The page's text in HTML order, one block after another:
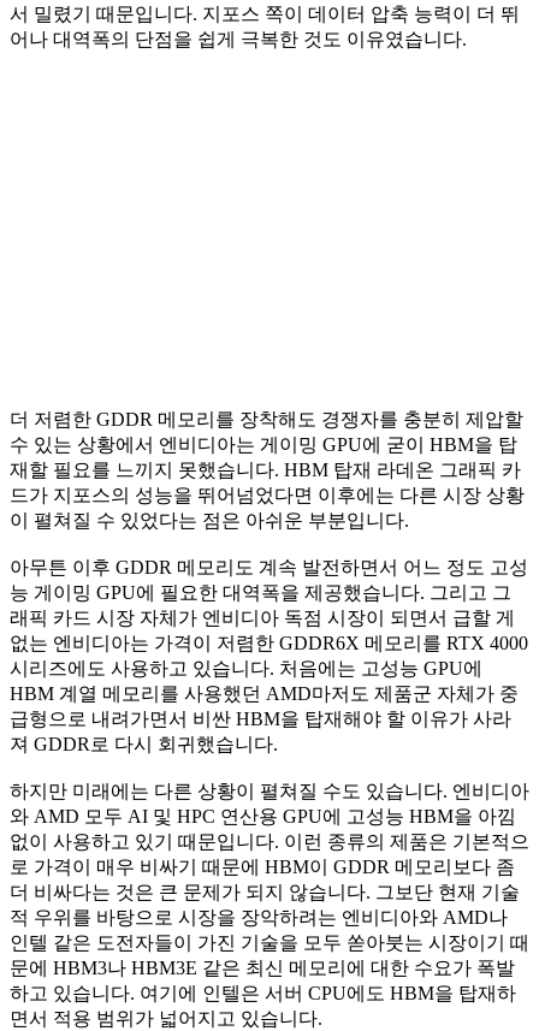
서 밀렸기 때문입니다. 지포스 쪽이 데이터 압축 능력이 더 뛰
어나 대역폭의 단점을 쉽게 극복한 것도 이유였습니다.
더 저렴한 GDDR 메모리를 장착해도 경쟁자를 충분히 제압할
수 있는 상황에서 엔비디아는 게이밍 GPU에 굳이 HBM을 탑
재할 필요를 느끼지 못했습니다. HBM 탑재 라데온 그래픽 카
드가 지포스의 성능을 뛰어넘었다면 이후에는 다른 시장 상황
이 펼쳐질 수 있었다는 점은 아쉬운 부분입니다.
아무튼 이후 GDDR 메모리도 계속 발전하면서 어느 정도 고성
능 게이밍 GPU에 필요한 대역폭을 제공했습니다. 그리고 그
래픽 카드 시장 자체가 엔비디아 독점 시장이 되면서 급할 게
없는 엔비디아는 가격이 저렴한 GDDR6X 메모리를 RTX 4000
시리즈에도 사용하고 있습니다. 처음에는 고성능 GPU에
HBM 계열 메모리를 사용했던 AMD마저도 제품군 자체가 중
급형으로 내려가면서 비싼 HBM을 탑재해야 할 이유가 사라
져 GDDR로 다시 회귀했습니다.
하지만 미래에는 다른 상황이 펼쳐질 수도 있습니다. 엔비디아
와 AMD 모두 AI 및 HPC 연산용 GPU에 고성능 HBM을 아낌
없이 사용하고 있기 때문입니다. 이런 종류의 제품은 기본적으
로 가격이 매우 비싸기 때문에 HBM이 GDDR 메모리보다 좀
더 비싸다는 것은 큰 문제가 되지 않습니다. 그보단 현재 기술
적 우위를 바탕으로 시장을 장악하려는 엔비디아와 AMD나
인텔 같은 도전자들이 가진 기술을 모두 쏟아붓는 시장이기 때
문에 HBM3나 HBM3E 같은 최신 메모리에 대한 수요가 폭발
하고 있습니다. 여기에 인텔은 서버 CPU에도 HBM을 탑재하
면서 적용 범위가 넓어지고 있습니다.